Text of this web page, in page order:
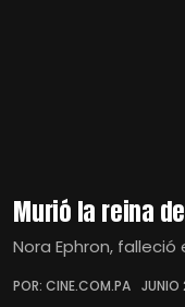
Murió la reina
Nora Ephron,
POR: CINE.COM.PA JUNIO